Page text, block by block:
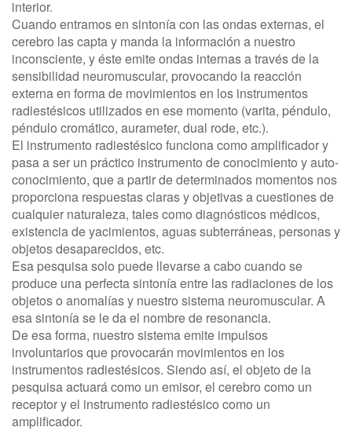
interior.
Cuando entramos en sintonía con las ondas externas, el
cerebro las capta y manda la información a nuestro
inconsciente, y éste emite ondas internas a través de la
sensibilidad neuromuscular, provocando la reacción
externa en forma de movimientos en los instrumentos
radiestésicos utilizados en ese momento (varita, péndulo,
péndulo cromático, aurameter, dual rode, etc.).
El instrumento radiestésico funciona como amplificador y
pasa a ser un práctico instrumento de conocimiento y auto-
conocimiento, que a partir de determinados momentos nos
proporciona respuestas claras y objetivas a cuestiones de
cualquier naturaleza, tales como diagnósticos médicos,
existencia de yacimientos, aguas subterráneas, personas y
objetos desaparecidos, etc.
Esa pesquisa solo puede llevarse a cabo cuando se
produce una perfecta sintonía entre las radiaciones de los
objetos o anomalías y nuestro sistema neuromuscular. A
esa sintonía se le da el nombre de resonancia.
De esa forma, nuestro sistema emite impulsos
involuntarios que provocarán movimientos en los
instrumentos radiestésicos. Siendo así, el objeto de la
pesquisa actuará como un emisor, el cerebro como un
receptor y el instrumento radiestésico como un
amplificador.